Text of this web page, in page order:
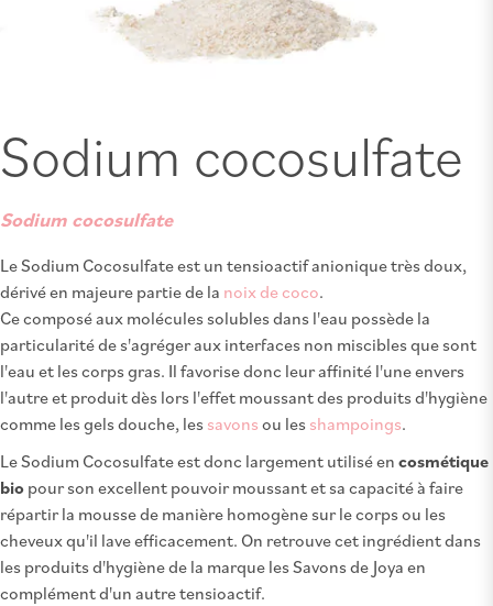
Sodium cocosulfate
Sodium cocosulfate
Le Sodium Cocosulfate est un tensioactif anionique très doux,
dérivé en majeure partie de la noix de coco.
Ce composé aux molécules solubles dans l'eau possède la
particularité de s'agréger aux interfaces non miscibles que sont
l'eau et les corps gras. Il favorise donc leur affinité l'une envers
l'autre et produit dès lors l'effet moussant des produits d'hygiène
comme les gels douche, les savons ou les shampoings.
Le Sodium Cocosulfate est donc largement utilisé en cosmétique
bio pour son excellent pouvoir moussant et sa capacité à faire
répartir la mousse de manière homogène sur le corps ou les
cheveux qu'il lave efficacement. On retrouve cet ingrédient dans
les produits d'hygiène de la marque les Savons de Joya en
complément d'un autre tensioactif.